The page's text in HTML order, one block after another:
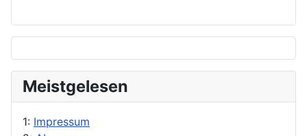
Meistgelesen
1: Impressum